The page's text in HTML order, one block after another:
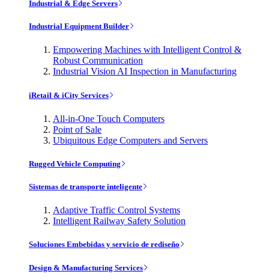
Industrial & Edge Servers
Industrial Equipment Builder
Empowering Machines with Intelligent Control &
Robust Communication
Industrial Vision AI Inspection in Manufacturing
iRetail & iCity Services
All-in-One Touch Computers
Point of Sale
Ubiquitous Edge Computers and Servers
Rugged Vehicle Computing
Sistemas de transporte inteligente
Adaptive Traffic Control Systems
Intelligent Railway Safety Solution
Soluciones Embebidas y servicio de rediseño
Design & Manufacturing Services